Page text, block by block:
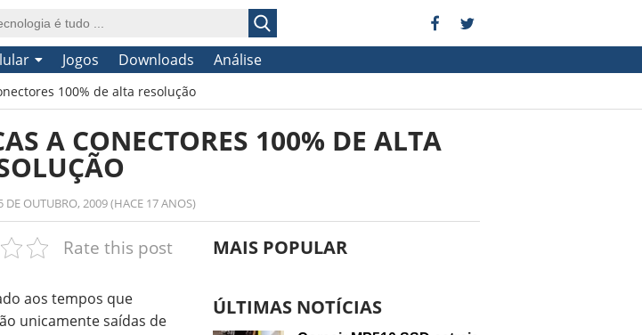
Jogos Downloads Análise
100% de alta resolução
A CONECTORES 100% DE ALTA
DE OUTUBRO, 2009 (HACE 17 ANOS)
Rate this post
aos tempos que
unicamente saídas de
MAIS POPULAR
ÚLTIMAS NOTÍCIAS